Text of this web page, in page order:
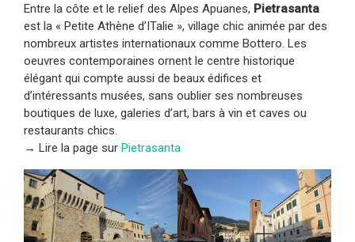
Entre la côte et le relief des Alpes Apuanes, Pietrasanta
est la « Petite Athène d’ITalie », village chic animée par des
nombreux artistes internationaux comme Bottero. Les
oeuvres contemporaines ornent le centre historique
élégant qui compte aussi de beaux édifices et
d’intéressants musées, sans oublier ses nombreuses
boutiques de luxe, galeries d’art, bars à vin et caves ou
restaurants chics.
→ Lire la page sur Pietrasanta